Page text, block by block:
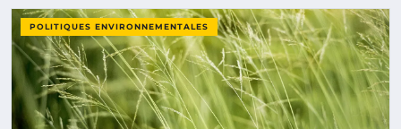
POLITIQUES ENVIRONNEMENTALES